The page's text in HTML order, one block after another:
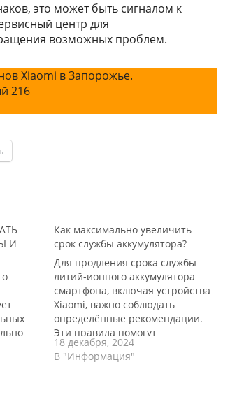
это может быть сигналом к
центр для
возможных проблем.
Xiaomi в Запорожье.
216
И
Как максимально увеличить
срок службы аккумулятора?
Для продления срока службы
литий-ионного аккумулятора
смартфона, включая устройства
Xiaomi, важно соблюдать
определённые рекомендации.
Эти правила помогут
уменьшить износ батареи и
сохранить её
18 декабря, 2024
В "Информация"